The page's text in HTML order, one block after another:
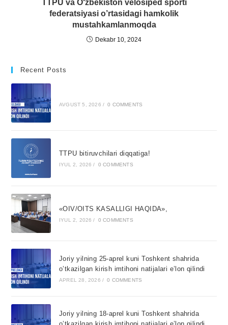
TTPU va O‘zbekiston velosiped sporti
federatsiyasi o’rtasidagi hamkolik
mustahkamlanmoqda
Dekabr 10, 2024
Recent Posts
AVGUST 5, 2026 / 0 COMMENTS
TTPU bitiruvchilari diqqatiga!
IYUL 2, 2026 / 0 COMMENTS
«OIV/OITS KASALLIGI HAQIDA»,
IYUL 2, 2026 / 0 COMMENTS
Joriy yilning 25-aprel kuni Toshkent shahrida
o’tkazilgan kirish imtihoni natijalari e’lon qilindi
APREL 28, 2026 / 0 COMMENTS
Joriy yilning 18-aprel kuni Toshkent shahrida